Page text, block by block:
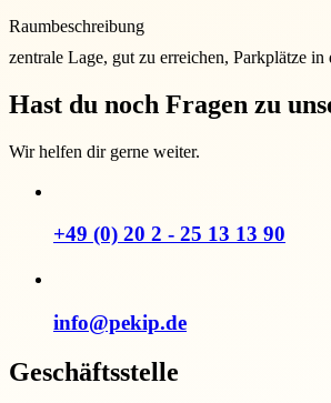
Raumbeschreibung
zentrale Lage, gut zu erreichen, Parkplätze
Hast du noch Fragen zu
Wir helfen dir gerne weiter.
+49 (0) 20 2 - 25 13 13 90
info@pekip.de
Geschäftsstelle